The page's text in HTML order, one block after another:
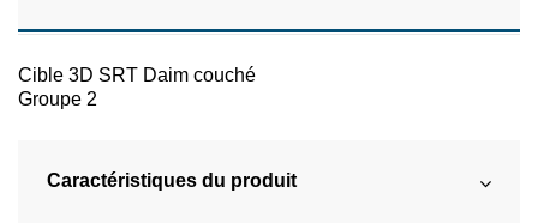
Cible 3D SRT Daim couché
Groupe 2
Caractéristiques du produit